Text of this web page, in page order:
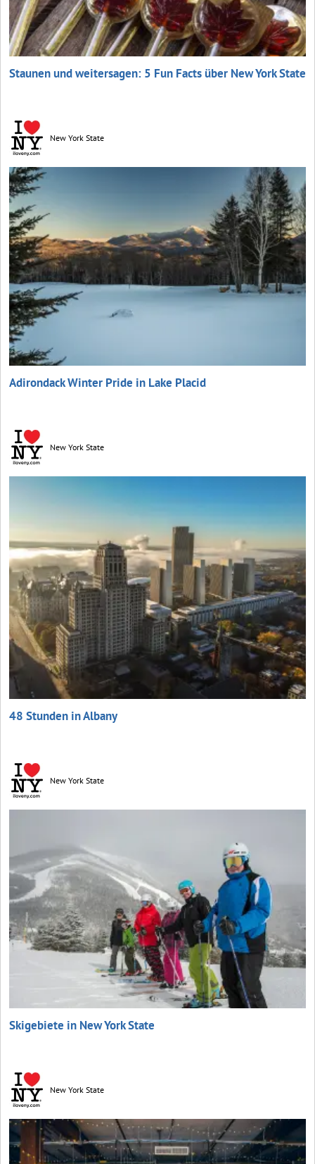
Staunen und weitersagen: 5 Fun Facts über New York State
New York State
Adirondack Winter Pride in Lake Placid
New York State
48 Stunden in Albany
New York State
Skigebiete in New York State
New York State